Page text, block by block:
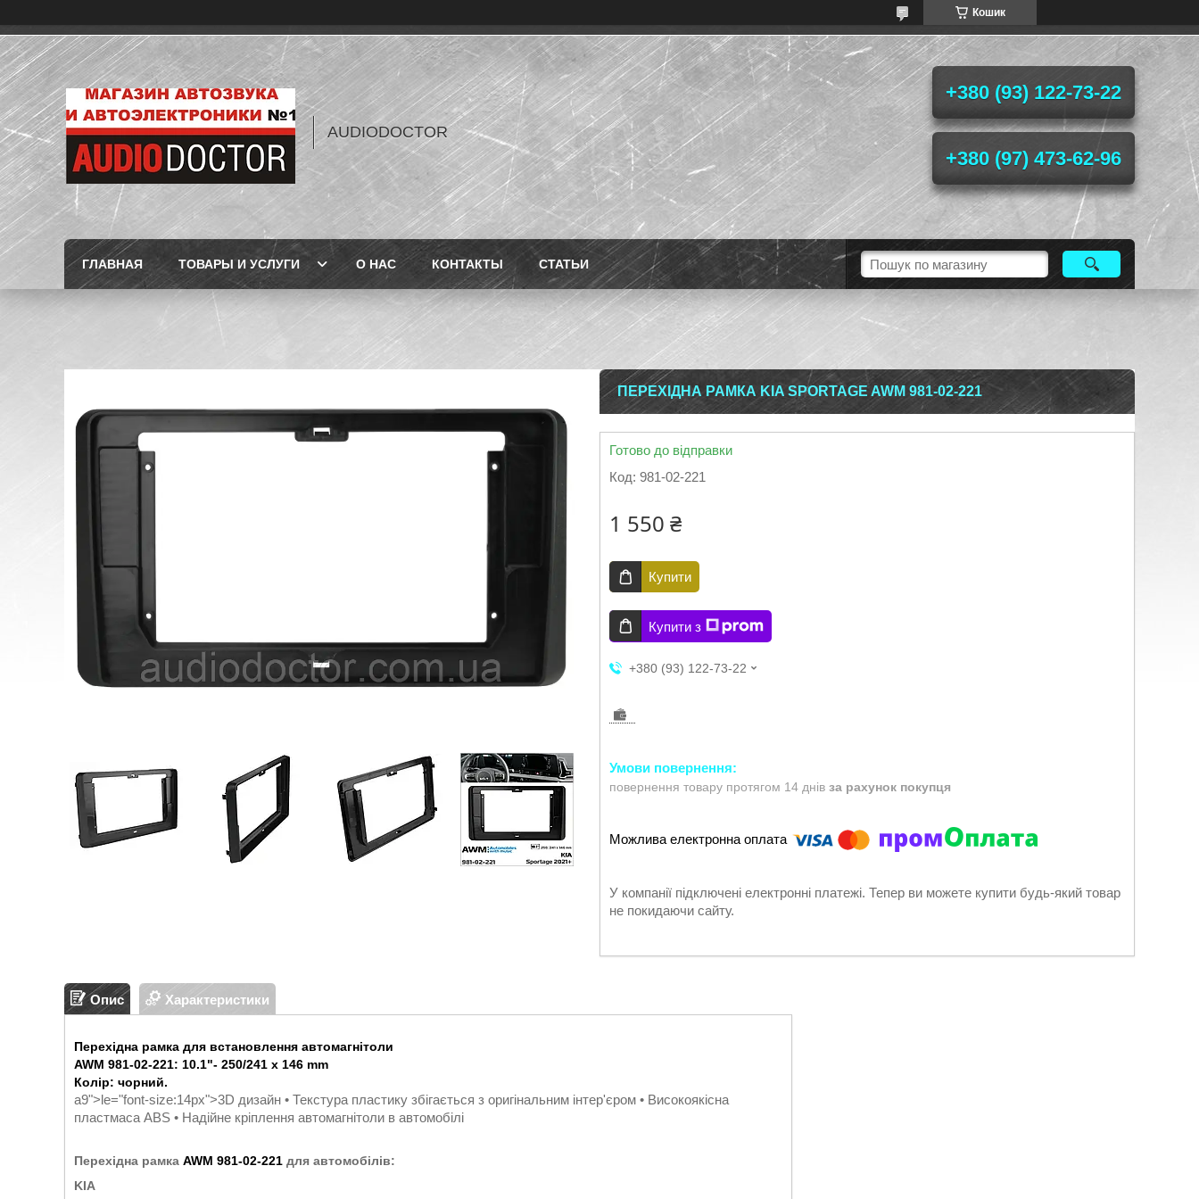
Кошик
AUDIODOCTOR
+380 (93) 122-73-22
+380 (97) 473-62-96
ГЛАВНАЯ ТОВАРЫ И УСЛУГИ О НАС КОНТАКТЫ СТАТЬИ
ПЕРЕХІДНА РАМКА KIA SPORTAGE AWM 981-02-221
Готово до відправки
Код: 981-02-221
1 550 ₴
Купити
Купити з
+380 (93) 122-73-22
повернення товару протягом 14 днів за рахунок покупця
У компанії підключені електронні платежі. Тепер ви можете купити будь-який товар
не покидаючи сайту.
Опис Характеристики
Перехідна рамка для встановлення автомагнітоли
AWM 981-02-221: 10.1"- 250/241 х 146 mm
Колір: чорний.
a9">le="font-size:14px">3D дизайн • Текстура пластику збігається з оригінальним інтер'єром • Високоякісна
пластмаса ABS • Надійне кріплення автомагнітоли в автомобілі
Перехідна рамка AWM 981-02-221 для автомобілів:
KIA